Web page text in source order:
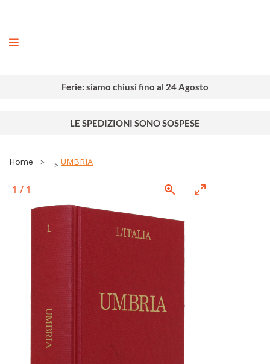
Ferie: siamo chiusi fino al 24 Agosto
LE SPEDIZIONI SONO SOSPESE
Home UMBRIA
1 / 1